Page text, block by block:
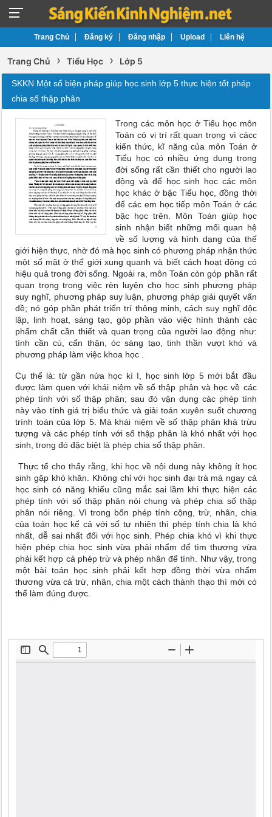
Trang Chủ Đăng ký Đăng nhập Upload Liên hệ
Trang Chủ › Tiểu Học › Lớp 5
SKKN Một số biện pháp giúp học sinh lớp 5 thực hiện tốt phép
chia số thập phân
Trong các môn học ở Tiểu học môn
Toán có vị trí rất quan trọng vì cácc
kiến thức, kĩ năng của môn Toán ở
Tiểu học có nhiều ứng dụng trong
đời sống rất cần thiết cho người lao
động và để học sinh học các môn
học khác ở bậc Tiểu học, đồng thời
để các em học tiếp môn Toán ở các
bậc học trên. Môn Toán giúp học
sinh nhận biết những mối quan hệ
về số lượng và hình dạng của thế
giới hiện thực, nhờ đó mà học sinh có phương pháp nhận thức
một số mặt ở thế giới xung quanh và biết cách hoạt động có
hiệu quả trong đời sống. Ngoài ra, môn Toán còn góp phần rất
quan trọng trong việc rèn luyện cho học sinh phương pháp
suy nghĩ, phương pháp suy luận, phương pháp giải quyết vấn
đề; nó góp phần phát triển trí thông minh, cách suy nghĩ độc
lập, linh hoạt, sáng tạo, góp phần vào việc hình thành các
phẩm chất cần thiết và quan trọng của người lao động như:
tính cần cù, cẩn thận, óc sáng tạo, tinh thần vượt khó và
phương pháp làm việc khoa học .
Cụ thể là: từ gần nửa học kì I, học sinh lớp 5 mới bắt đầu
được làm quen với khái niệm về số thập phân và học về các
phép tính với số thập phân; sau đó vận dụng các phép tính
này vào tính giá trị biểu thức và giải toán xuyên suốt chương
trình toán của lớp 5. Mà khái niệm về số thập phân khá trừu
tượng và các phép tính với số thập phân là khó nhất với học
sinh, trong đó đặc biệt là phép chia số thập phân.
Thực tế cho thấy rằng, khi học về nội dung này không ít học
sinh gặp khó khăn. Không chỉ với học sinh đại trà mà ngay cả
học sinh có năng khiếu cũng mắc sai lầm khi thực hiện các
phép tính với số thập phân nói chung và phép chia số thập
phân nói riêng. Vì trong bốn phép tính cộng, trừ, nhân, chia
của toán học kể cả với số tự nhiên thì phép tính chia là khó
nhất, dễ sai nhất đối với học sinh. Phép chia khó vì khi thực
hiện phép chia học sinh vừa phải nhẩm để tìm thương vừa
phải kết hợp cả phép trừ và phép nhân để tính. Như vậy, trong
một bài toán học sinh phải kết hợp đồng thời vừa nhẩm
thương vừa cả trừ, nhân, chia một cách thành thạo thì mới có
thể làm đúng được.